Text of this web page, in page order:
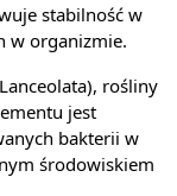
stabilność w
w organizmie.
rośliny
jest
bakterii w
środowiskiem